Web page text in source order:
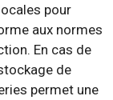
pour
aux normes
En cas de
de
permet une